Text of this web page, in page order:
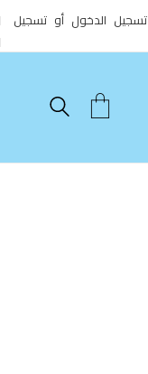
تسجيل الدخول أو تسجيل